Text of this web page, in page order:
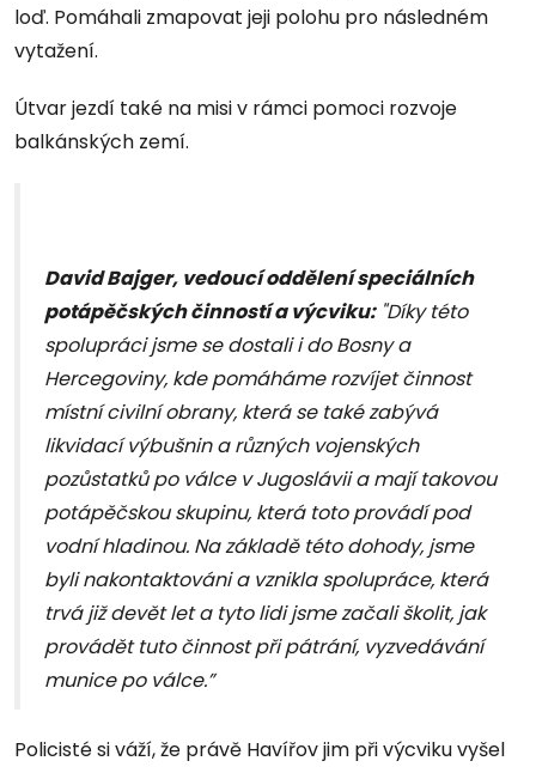
loď. Pomáhali zmapovat jeji polohu pro následném
vytažení.
Útvar jezdí také na misi v rámci pomoci rozvoje
balkánských zemí.
David Bajger, vedoucí oddělení speciálních
potápěčských činností a výcviku:"Díky této
spolupráci jsme se dostali i do Bosny a
Hercegoviny, kde pomáháme rozvíjet činnost
místní civilní obrany, která se také zabývá
likvidací výbušnin a různých vojenských
pozůstatků po válce v Jugoslávii a mají takovou
potápěčskou skupinu, která toto provádí pod
vodní hladinou. Na základě této dohody, jsme
byli nakontaktováni a vznikla spolupráce, která
trvá již devět let a tyto lidi jsme začali školit, jak
provádět tuto činnost při pátrání, vyzvedávání
munice po válce.”
Policisté si váží, že právě Havířov jim při výcviku vyšel